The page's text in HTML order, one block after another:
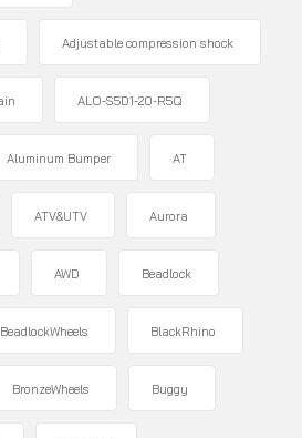
Adjustable compression shock
ALO-S5D1-20-R5Q
Aluminum Bumper AT
ATV&UTV Aurora
AWD Beadlock
BeadlockWheels BlackRhino
BronzeWheels Buggy